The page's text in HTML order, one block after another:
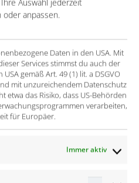
Auswahl jederzeit
anpassen.
Daten in den USA. Mit
Services stimmst du auch der
gemäß Art. 49 (1) lit. a DSGVO
mit unzureichendem Datenschutz
etwa das Risiko, dass US-Behörden
verarbeiten,
für Europäer.
Immer aktiv
Connexys
auf der Plattform-Lösung
eines Multiposting-